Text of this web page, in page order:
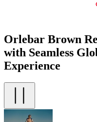
Orlebar Brown
with Seamless
Experience